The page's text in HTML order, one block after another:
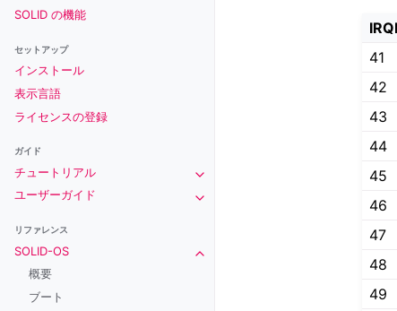
SOLID の機能
セットアップ
インストール
表示言語
ライセンスの登録
ガイド
チュートリアル
Toggle navigation of チュートリアル
ユーザーガイド
Toggle navigation of ユーザーガイド
リファレンス
SOLID-OS
Toggle navigation of SOLID-OS
概要
ブート
41
42
43
44
45
46
47
48
49